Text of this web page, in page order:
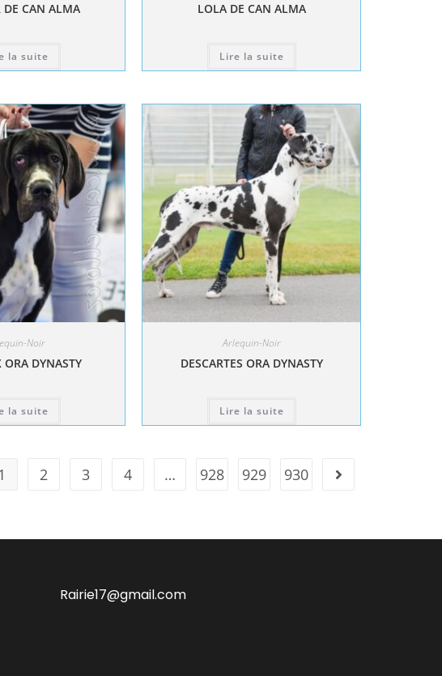
DE CAN ALMA
la suite
LOLA DE CAN ALMA
Lire la suite
Noir
ORA DYNASTY
la suite
Arlequin-Noir
DESCARTES ORA DYNASTY
Lire la suite
1 2 3 4 … 928 929 930
Rairie17@gmail.com